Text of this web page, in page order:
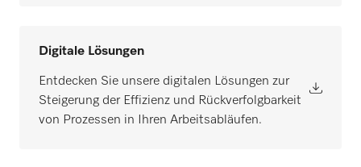
Digitale Lösungen
Entdecken Sie unsere digitalen Lösungen zur
Steigerung der Effizienz und Rückverfolgbarkeit
von Prozessen in Ihren Arbeitsabläufen.